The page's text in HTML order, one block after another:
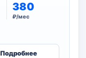
380
₽/мес
Подробнее